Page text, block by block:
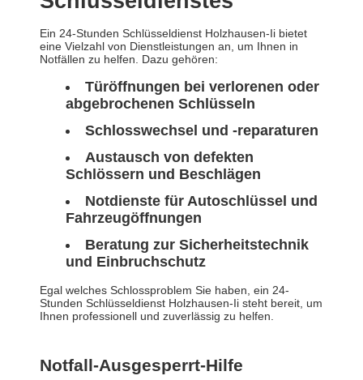
Ein 24-Stunden Schlüsseldienst Holzhausen-Ii bietet
eine Vielzahl von Dienstleistungen an, um Ihnen in
Notfällen zu helfen. Dazu gehören:
Türöffnungen bei verlorenen oder
abgebrochenen Schlüsseln
Schlosswechsel und -reparaturen
Austausch von defekten
Schlössern und Beschlägen
Notdienste für Autoschlüssel und
Fahrzeugöffnungen
Beratung zur Sicherheitstechnik
und Einbruchschutz
Egal welches Schlossproblem Sie haben, ein 24-
Stunden Schlüsseldienst Holzhausen-Ii steht bereit, um
Ihnen professionell und zuverlässig zu helfen.
Notfall-Ausgesperrt-Hilfe